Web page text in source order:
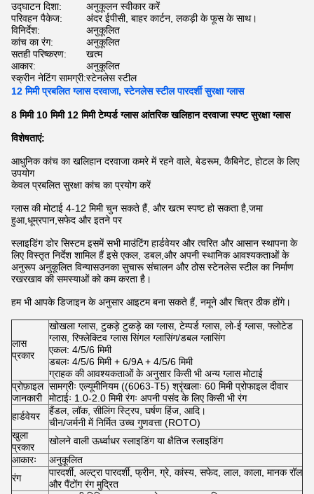
उद्घाटन दिशा:
अनुकूलन स्वीकार करें
परिवहन पैकेज:
अंदर ईपीसी, बाहर कार्टन, लकड़ी के फूस के साथ।
विनिर्देश:
अनुकूलित
कांच का रंग:
अनुकूलित
सतही परिष्करण:
खत्म
आकार:
अनुकूलित
स्क्रीन नेटिंग सामग्री:स्टेनलेस स्टील
12 मिमी प्रबलित ग्लास दरवाजा, स्टेनलेस स्टील पारदर्शी सुरक्षा ग्लास
8 मिमी 10 मिमी 12 मिमी टेम्पर्ड ग्लास आंतरिक खलिहान दरवाजा स्पष्ट सुरक्षा ग्लास
विशेषताएं:
आधुनिक कांच का खलिहान दरवाजा कमरे में रहने वाले, बेडरूम, कैबिनेट, होटल के लिए
उपयोग
केवल प्रबलित सुरक्षा कांच का प्रयोग करें
ग्लास की मोटाई 4-12 मिमी चुन सकते हैं, और खत्म स्पष्ट हो सकता है,जमा
हुआ,धूम्रपान,सफेद और इतने पर
स्लाइडिंग डोर सिस्टम इसमें सभी माउंटिंग हार्डवेयर और त्वरित और आसान स्थापना के
लिए विस्तृत निर्देश शामिल हैं इसे एकल, डबल,और अपनी स्थानिक आवश्यकताओं के
अनुरूप अनुकूलित विन्यासउनका सुचारू संचालन और ठोस स्टेनलेस स्टील का निर्माण
रखरखाव की समस्याओं को कम करता है।
हम भी आपके डिजाइन के अनुसार आइटम बना सकते हैं, नमूने और चित्र ठीक होंगे।
लास
प्रकार
खोखला ग्लास, टुकड़े टुकड़े का ग्लास, टेम्पर्ड ग्लास, लो-ई ग्लास, फ्लोटेड
ग्लास, रिफ्लेक्टिव ग्लास सिंगल ग्लासिंग/डबल ग्लासिंग
एकल: 4/5/6 मिमी
डबलः 4/5/6 मिमी + 6/9A + 4/5/6 मिमी
ग्राहक की आवश्यकताओं के अनुसार किसी भी अन्य ग्लास मोटाई
प्रोफ़ाइल
जानकारी
सामग्रीः एल्यूमीनियम ((6063-T5) श्रृंखलाः 60 मिमी प्रोफाइल दीवार
मोटाईः 1.0-2.0 मिमी रंगः अपनी पसंद के लिए किसी भी रंग
हार्डवेयर
हैंडल, लॉक, सीलिंग स्ट्रिप, घर्षण हिंज, आदि।
चीन/जर्मनी में निर्मित उच्च गुणवत्ता (ROTO)
खुला
प्रकार
खोलने वाली ऊर्ध्वाधर स्लाइडिंग या क्षैतिज स्लाइडिंग
आकारः
अनुकूलित
रंग
पारदर्शी, अल्ट्रा पारदर्शी, फ्रीन, ग्रे, कांस्य, सफेद, लाल, काला, मानक रॉल
और पैंटोंग रंग मुद्रित